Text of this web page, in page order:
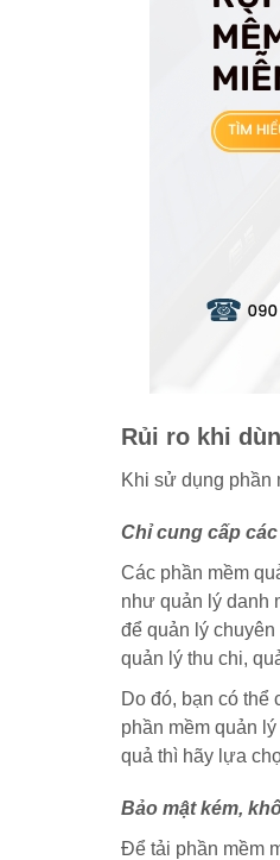
Rủi ro khi
Khi sử dụng phần
Chỉ cung cấp
Các phần mềm
như quản lý danh
để quản lý
quản lý thu chi,
Do đó, bạn có
phần mềm quản
quả thì hãy lựa
Bảo mật kém,
Để tải phần mềm